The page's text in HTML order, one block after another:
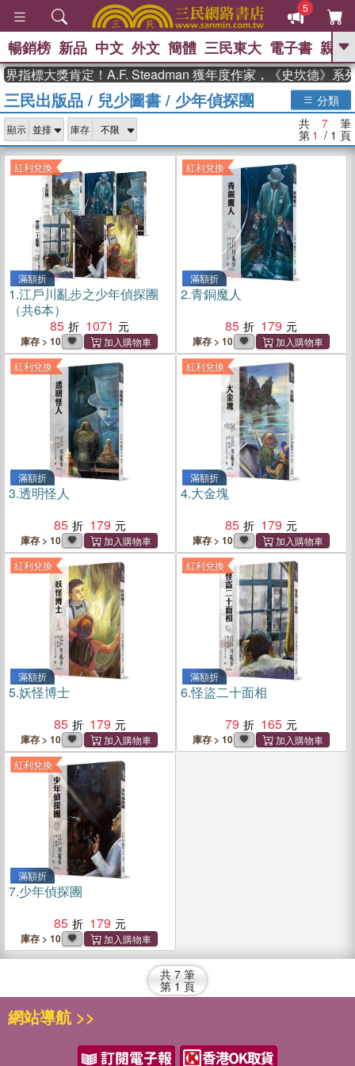
5
GO
熱搜： 東野圭吾 、 高希均教授回憶錄
、 The Odyssey 、 父親節 、 如果歷
國際布克
獎 臺灣漫遊錄 、 方念華 、 台灣的李
登輝時代 、 數學女孩：黎曼猜想
偉大的迷走神經
暢銷榜 新品 中文 外文 簡體 三民東大 電子書 親子
指標大獎肯定！A.F. Steadman 獲年度作家，《史坎德》系列
三民出版品 / 兒少圖書 / 少年偵探團 分類
顯示 庫存 共 7 筆
第 1 / 1 頁
紅利兌換
滿額折
1.江戶川亂步之少年偵探團
（共6本）
85
1071
庫存 > 10
紅利兌換
滿額折
2.青銅魔人
85
179
庫存 > 10
紅利兌換
滿額折
3.透明怪人
85
179
庫存 > 10
紅利兌換
滿額折
4.大金塊
85
179
庫存 > 10
紅利兌換
滿額折
5.妖怪博士
85
179
庫存 > 10
紅利兌換
滿額折
6.怪盜二十面相
79
165
庫存 > 10
紅利兌換
滿額折
7.少年偵探團
85
179
庫存 > 10
共 7 筆
第 1 頁
網站導航 >>